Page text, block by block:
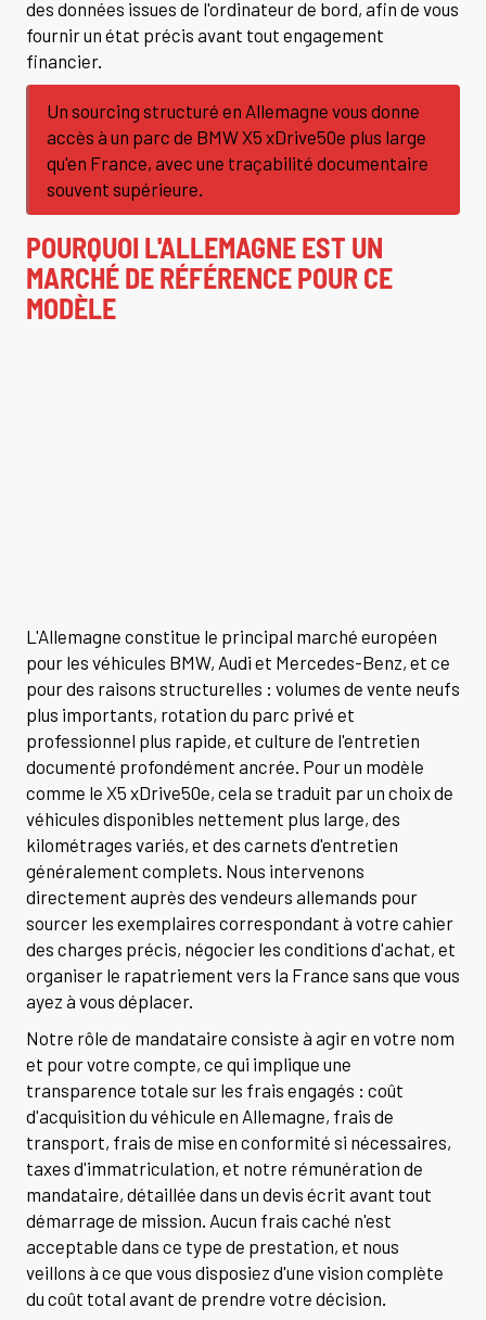
des données issues de l'ordinateur de bord, afin de vous
fournir un état précis avant tout engagement
financier.
Un sourcing structuré en Allemagne vous donne
accès à un parc de BMW X5 xDrive50e plus large
qu'en France, avec une traçabilité documentaire
souvent supérieure.
POURQUOI L'ALLEMAGNE EST UN
MARCHÉ DE RÉFÉRENCE POUR CE
MODÈLE
L'Allemagne constitue le principal marché européen
pour les véhicules BMW, Audi et Mercedes-Benz, et ce
pour des raisons structurelles : volumes de vente neufs
plus importants, rotation du parc privé et
professionnel plus rapide, et culture de l'entretien
documenté profondément ancrée. Pour un modèle
comme le X5 xDrive50e, cela se traduit par un choix de
véhicules disponibles nettement plus large, des
kilométrages variés, et des carnets d'entretien
généralement complets. Nous intervenons
directement auprès des vendeurs allemands pour
sourcer les exemplaires correspondant à votre cahier
des charges précis, négocier les conditions d'achat, et
organiser le rapatriement vers la France sans que vous
ayez à vous déplacer.
Notre rôle de mandataire consiste à agir en votre nom
et pour votre compte, ce qui implique une
transparence totale sur les frais engagés : coût
d'acquisition du véhicule en Allemagne, frais de
transport, frais de mise en conformité si nécessaires,
taxes d'immatriculation, et notre rémunération de
mandataire, détaillée dans un devis écrit avant tout
démarrage de mission. Aucun frais caché n'est
acceptable dans ce type de prestation, et nous
veillons à ce que vous disposiez d'une vision complète
du coût total avant de prendre votre décision.